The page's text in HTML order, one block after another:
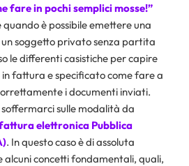
fare in pochi semplici mosse!”
è possibile emettere una
soggetto privato senza partita
le differenti casistiche per capire
fattura e specificato come fare a
i documenti inviati.
sulle modalità da
elettronica Pubblica
. In questo caso è di assoluta
alcuni concetti fondamentali, quali,